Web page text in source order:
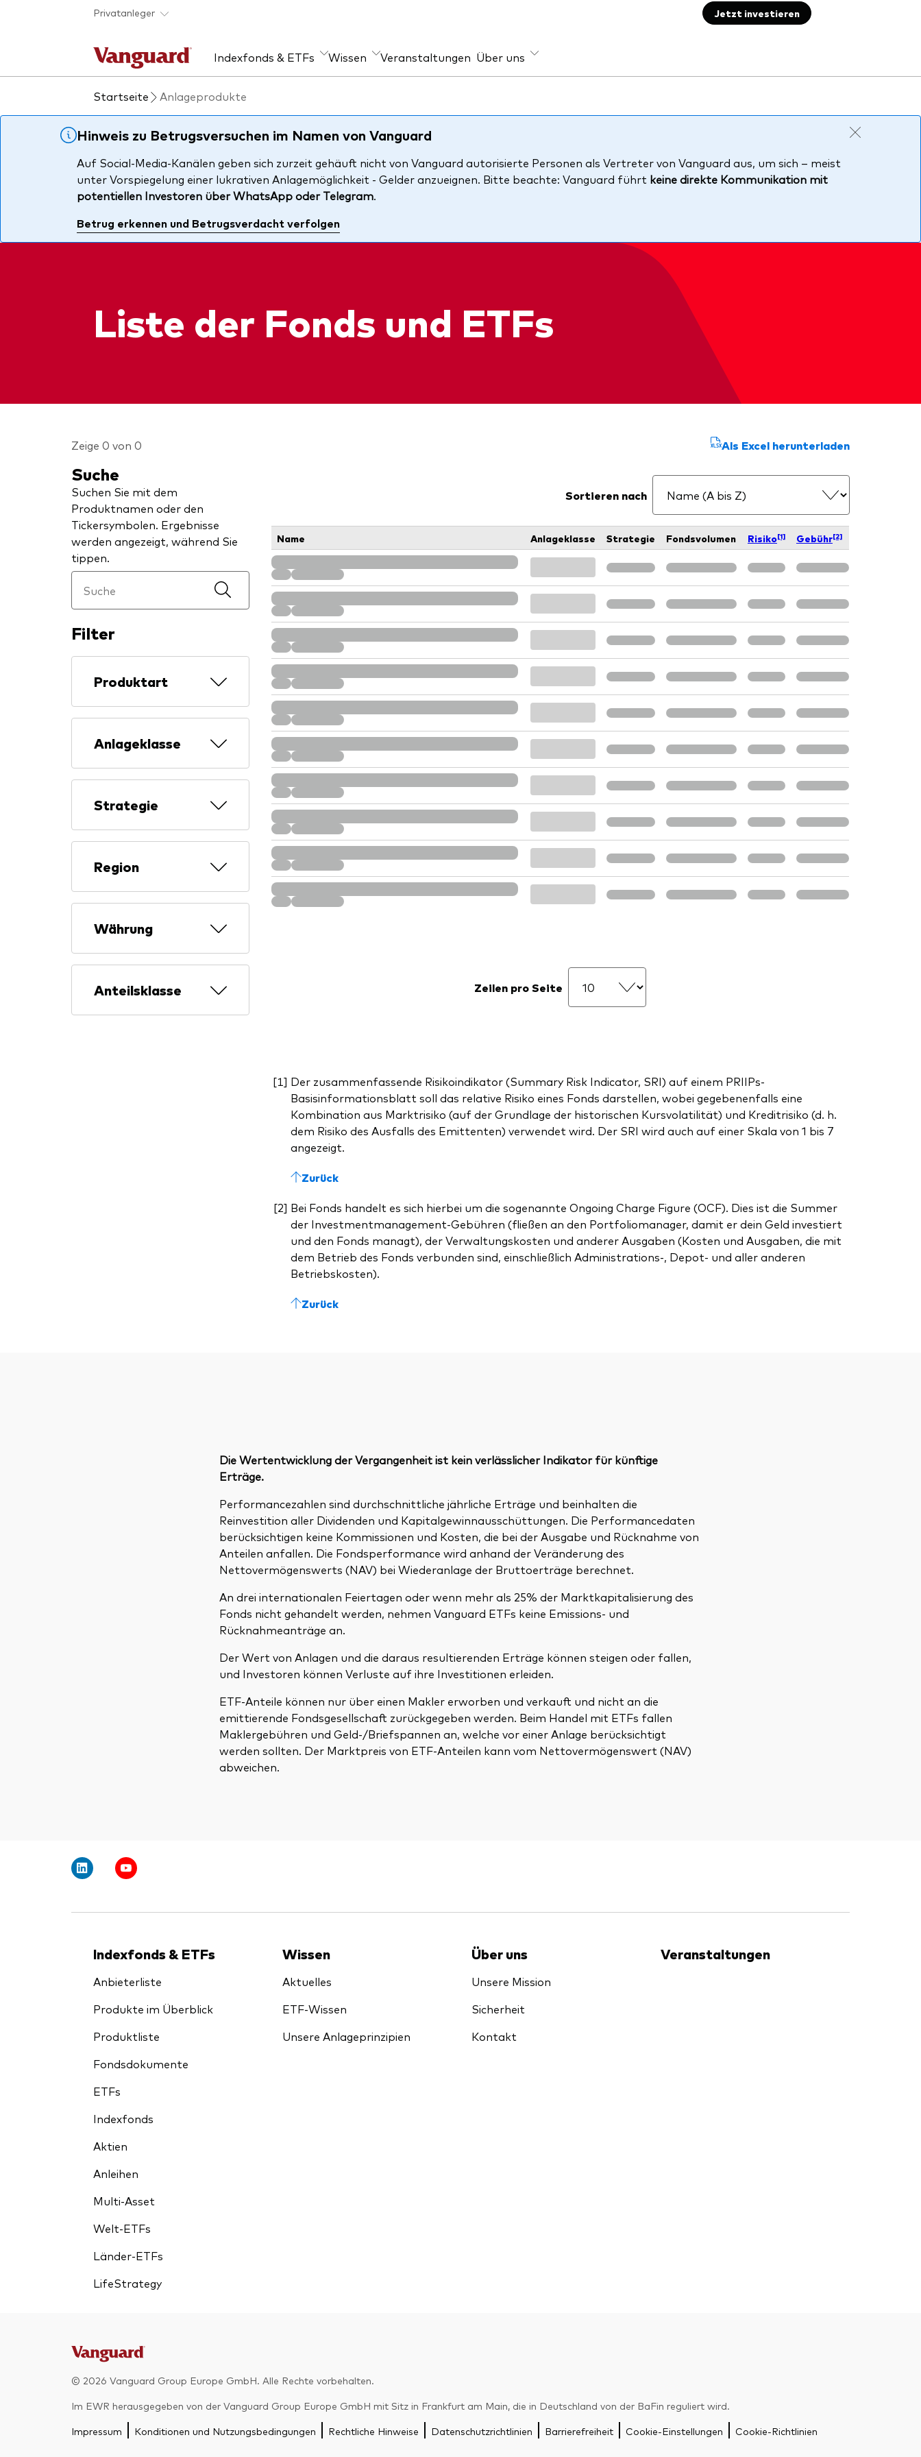
Skip to main content
Privatanleger Jetzt investieren
Indexfonds & ETFs
Produkte handeln
Anbieterliste
Produkte im Überblick
Produktliste
ETFs
Indexfonds
Aktien
Multi-Asset
Länder-ETFs
LifeStrategy
Wissen
Aktuelles
ETF-Wissen
Unsere Anlageprinzipien
Veranstaltungen Über uns
Über uns
Unsere Mission
Sicherheit
Kontakt
Startseite Anlageprodukte
Hinweis zu Betrugsversuchen im Namen von Vanguard
Auf Social-Media-Kanälen geben sich zurzeit gehäuft nicht von Vanguard autorisierte Personen als Vertreter von Vanguard aus, um sich – meist
unter Vorspiegelung einer lukrativen Anlagemöglichkeit - Gelder anzueignen. Bitte beachte: Vanguard führt keine direkte Kommunikation mit
potentiellen Investoren über WhatsApp oder Telegram.
Betrug erkennen und Betrugsverdacht verfolgen
Liste der Fonds und ETFs
Zeige 0 von 0
Suche
Suchen Sie mit dem
Produktnamen oder den
Tickersymbolen. Ergebnisse
werden angezeigt, während Sie
tippen.
Filter
Produktart
Anlageklasse
Strategie
Region
Währung
Anteilsklasse
Als Excel herunterladen
Sortieren nach
Name Anlageklasse Strategie Fondsvolumen Risiko[1] Gebühr[2]
Zeilen pro Seite
Der zusammenfassende Risikoindikator (Summary Risk Indicator, SRI) auf einem PRIIPs-
Basisinformationsblatt soll das relative Risiko eines Fonds darstellen, wobei gegebenenfalls eine
Kombination aus Marktrisiko (auf der Grundlage der historischen Kursvolatilität) und Kreditrisiko (d. h.
dem Risiko des Ausfalls des Emittenten) verwendet wird. Der SRI wird auch auf einer Skala von 1 bis 7
angezeigt.
Zurück
Bei Fonds handelt es sich hierbei um die sogenannte Ongoing Charge Figure (OCF). Dies ist die Summer
der Investmentmanagement-Gebühren (fließen an den Portfoliomanager, damit er dein Geld investiert
und den Fonds managt), der Verwaltungskosten und anderer Ausgaben (Kosten und Ausgaben, die mit
dem Betrieb des Fonds verbunden sind, einschließlich Administrations-, Depot- und aller anderen
Betriebskosten).
Zurück
Die Wertentwicklung der Vergangenheit ist kein verlässlicher Indikator für künftige
Erträge.
Performancezahlen sind durchschnittliche jährliche Erträge und beinhalten die
Reinvestition aller Dividenden und Kapitalgewinnausschüttungen. Die Performancedaten
berücksichtigen keine Kommissionen und Kosten, die bei der Ausgabe und Rücknahme von
Anteilen anfallen. Die Fondsperformance wird anhand der Veränderung des
Nettovermögenswerts (NAV) bei Wiederanlage der Bruttoerträge berechnet.
An drei internationalen Feiertagen oder wenn mehr als 25% der Marktkapitalisierung des
Fonds nicht gehandelt werden, nehmen Vanguard ETFs keine Emissions- und
Rücknahmeanträge an.
Der Wert von Anlagen und die daraus resultierenden Erträge können steigen oder fallen,
und Investoren können Verluste auf ihre Investitionen erleiden.
ETF-Anteile können nur über einen Makler erworben und verkauft und nicht an die
emittierende Fondsgesellschaft zurückgegeben werden. Beim Handel mit ETFs fallen
Maklergebühren und Geld-/Briefspannen an, welche vor einer Anlage berücksichtigt
werden sollten. Der Marktpreis von ETF-Anteilen kann vom Nettovermögenswert (NAV)
abweichen.
Indexfonds & ETFs
Anbieterliste
Produkte im Überblick
Produktliste
Fondsdokumente
ETFs
Indexfonds
Aktien
Anleihen
Multi-Asset
Welt-ETFs
Länder-ETFs
LifeStrategy
Wissen
Aktuelles
ETF-Wissen
Unsere Anlageprinzipien
Über uns
Unsere Mission
Sicherheit
Kontakt
Veranstaltungen
© 2026 Vanguard Group Europe GmbH. Alle Rechte vorbehalten.
Im EWR herausgegeben von der Vanguard Group Europe GmbH mit Sitz in Frankfurt am Main, die in Deutschland von der BaFin reguliert wird.
Impressum Konditionen und Nutzungsbedingungen Rechtliche Hinweise Datenschutzrichtlinien Barrierefreiheit Cookie-Einstellungen Cookie-Richtlinien